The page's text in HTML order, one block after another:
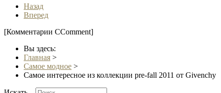
Назад
Вперед
[Комментарии CComment]
Вы здесь:
Главная >
Самое модное >
Самое интересное из коллекции pre-fall 2011 от Givenchy